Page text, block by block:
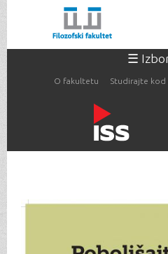
sadržaj
☰
O fakultetu Studirajte kod